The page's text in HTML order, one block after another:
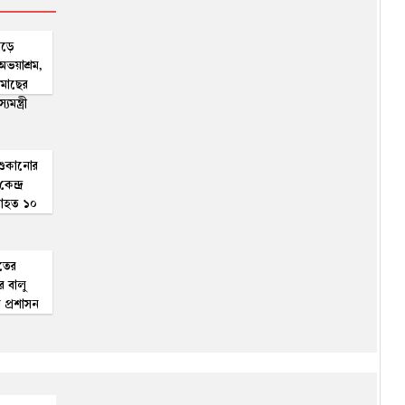
১০
বালু
প্রশাসন